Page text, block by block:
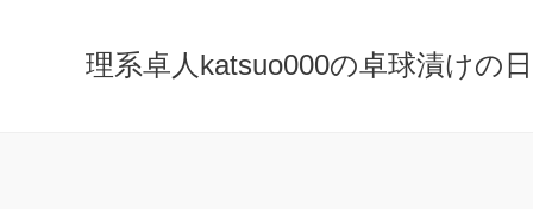
理系卓人katsuo000の卓球漬けの